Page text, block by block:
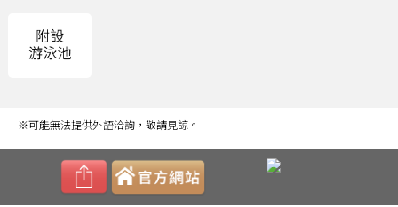
※可能無法提供外語洽詢，敬請見諒。